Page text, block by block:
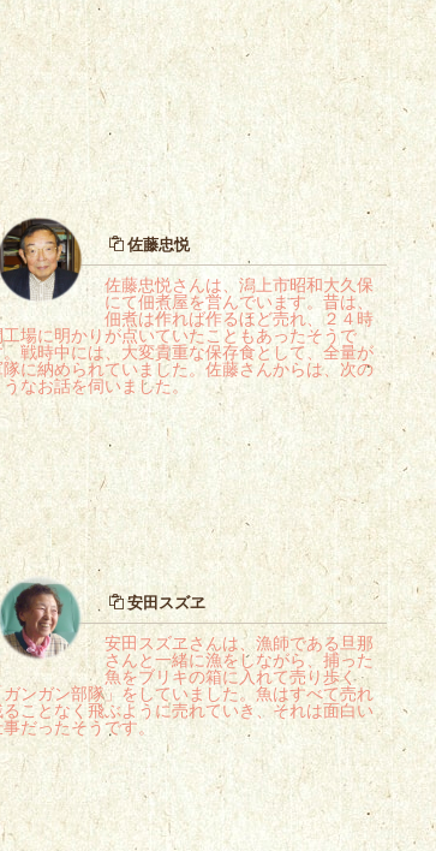
佐藤忠悦
佐藤忠悦さんは、潟上市昭和大久保
にて佃煮屋を営んでいます。昔は、
佃煮は作れば作るほど売れ、２４時
場に明かりが点いていたこともあったそうで
戦時中には、大変貴重な保存食として、全量が
に納められていました。佐藤さんからは、次の
なお話を伺いました。
安田スズヱ
安田スズヱさんは、漁師である旦那
さんと一緒に漁をしながら、捕った
魚をブリキの箱に入れて売り歩く
ガンガン部隊」をしていました。魚はすべて売れ
ことなく飛ぶように売れていき、それは面白い
だったそうです。